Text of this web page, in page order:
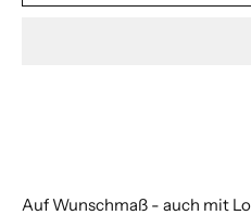
Auf Wunschmaß - auch mit